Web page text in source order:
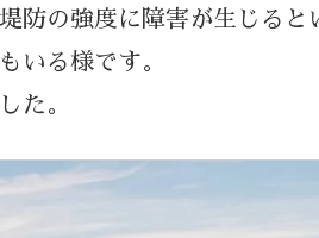
防の強度に障害が生じると
いる様です。
た。